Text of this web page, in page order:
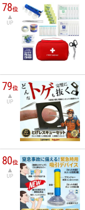
78位
UP
79位
UP
80位
UP